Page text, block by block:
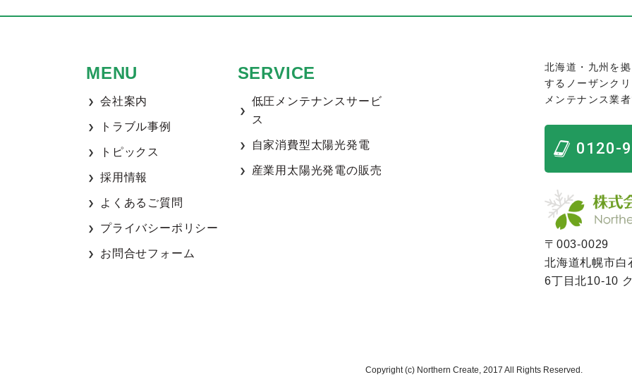
MENU
会社案内
トラブル事例
トピックス
採用情報
よくあるご質問
プライバシーポリシー
お問合せフォーム
SERVICE
低圧メンテナンスサービ
ス
自家消費型太陽光発電
産業用太陽光発電の販売
北海道・九州を
するノーザンク
メンテナンス業
0120-
〒003-0029
北海道札幌市白
6丁目北10-10
Copyright (c) Northern Create, 2017 All Rights Reserved.